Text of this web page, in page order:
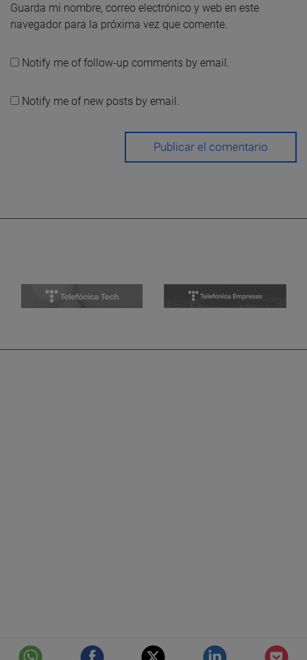
Guarda mi nombre, correo electrónico y web en este
navegador para la próxima vez que comente.
Notify me of follow-up comments by email.
Notify me of new posts by email.